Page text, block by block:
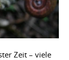
Zeit – viele